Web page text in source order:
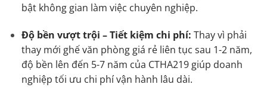
bật không gian làm việc chuyên nghiệp.
Độ bền vượt trội – Tiết kiệm chi phí: Thay vì phải
thay mới ghế văn phòng giá rẻ liên tục sau 1-2 năm,
độ bền lên đến 5-7 năm của CTHA219 giúp doanh
nghiệp tối ưu chi phí vận hành lâu dài.